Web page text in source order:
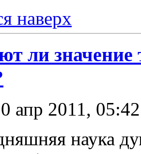
наверх
ли значение
апр 2011, 05:42
наука